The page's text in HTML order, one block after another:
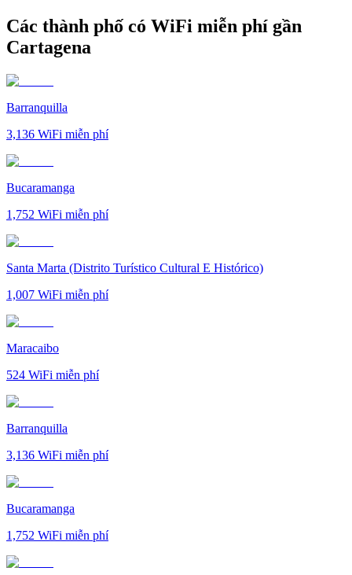
Các thành phố có WiFi miễn phí gần
Cartagena
Barranquilla
3,136 WiFi miễn phí
Bucaramanga
1,752 WiFi miễn phí
Santa Marta (Distrito Turístico Cultural E Histórico)
1,007 WiFi miễn phí
Maracaibo
524 WiFi miễn phí
Barranquilla
3,136 WiFi miễn phí
Bucaramanga
1,752 WiFi miễn phí